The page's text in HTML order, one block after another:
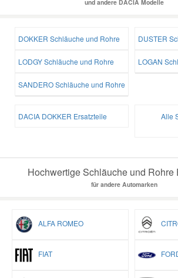
und andere DACIA Modelle
DOKKER Schläuche und Rohre DUSTER
LODGY Schläuche und Rohre LOGAN
SANDERO Schläuche und Rohre
DACIA DOKKER Ersatzteile
Alle
Hochwertige Schläuche und Rohre
für andere Automarken
ALFA ROMEO
FIAT